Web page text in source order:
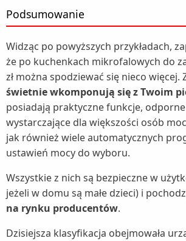
Podsumowanie
Widząc po powyższych przykładach,
że po kuchenkach mikrofalowych do
zł można spodziewać się nieco więcej.
świetnie wkomponują się z Twoim
posiadają praktyczne funkcje,
wystarczające dla większości osób
jak również wiele automatycznych
ustawień mocy do wyboru.
Wszystkie z nich są bezpieczne w
jeżeli w domu są małe dzieci) i
na rynku producentów.
Dzisiejsza klasyfikacja obejmowała